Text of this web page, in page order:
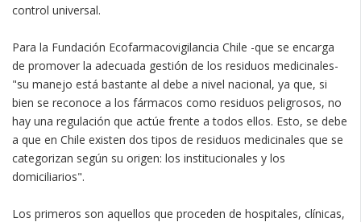
control universal.
Para la Fundación Ecofarmacovigilancia Chile -que se encarga
de promover la adecuada gestión de los residuos medicinales-
"su manejo está bastante al debe a nivel nacional, ya que, si
bien se reconoce a los fármacos como residuos peligrosos, no
hay una regulación que actúe frente a todos ellos. Esto, se debe
a que en Chile existen dos tipos de residuos medicinales que se
categorizan según su origen: los institucionales y los
domiciliarios".
Los primeros son aquellos que proceden de hospitales, clínicas,